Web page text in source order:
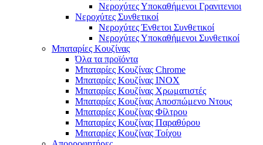
Νεροχύτες Υποκαθήμενοι Γρανιτενιοι
Νεροχύτες Συνθετικοί
Νεροχύτες Ένθετοι Συνθετικοί
Νεροχύτες Υποκαθήμενοι Συνθετικοί
Μπαταρίες Κουζίνας
Όλα τα προϊόντα
Μπαταρίες Κουζίνας Chrome
Μπαταρίες Κουζίνας INOX
Μπαταρίες Κουζίνας Χρωματιστές
Μπαταρίες Κουζίνας Αποσπώμενο Ντους
Μπαταρίες Κουζίνας Φίλτρου
Μπαταρίες Κουζίνας Παραθύρου
Μπαταρίες Κουζίνας Τοίχου